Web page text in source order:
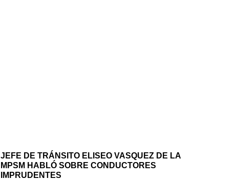
JEFE DE TRÁNSITO ELISEO VASQUEZ DE LA
MPSM HABLÓ SOBRE CONDUCTORES
IMPRUDENTES